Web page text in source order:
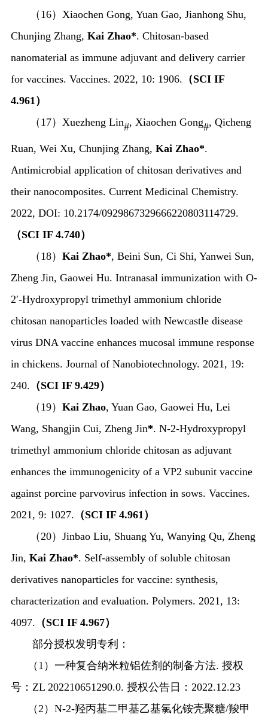
（ 16） Xiaochen Gong, Yuan Gao, Jianhong Shu,
Chunjing Zhang, Kai Zhao*. Chitosan-based
nanomaterial as immune adjuvant and delivery carrier
for vaccines. Vaccines. 2022, 10: 1906. （SCI IF
4.961 ）
（ 17） Xuezheng Lin#, Xiaochen Gong#, Qicheng
Ruan, Wei Xu, Chunjing Zhang, Kai Zhao*.
Antimicrobial application of chitosan derivatives and
their nanocomposites. Current Medicinal Chemistry.
2022, DOI: 10.2174/0929867329666220803114729.
（SCI IF 4.740）
（ 18） Kai Zhao*, Beini Sun, Ci Shi, Yanwei Sun,
Zheng Jin, Gaowei Hu. Intranasal immunization with O-
2′-Hydroxypropyl trimethyl ammonium chloride
chitosan nanoparticles loaded with Newcastle disease
virus DNA vaccine enhances mucosal immune response
in chickens. Journal of Nanobiotechnology. 2021, 19:
240. （SCI IF 9.429）
（ 19） Kai Zhao, Yuan Gao, Gaowei Hu, Lei
Wang, Shangjin Cui, Zheng Jin*. N-2-Hydroxypropyl
trimethyl ammonium chloride chitosan as adjuvant
enhances the immunogenicity of a VP2 subunit vaccine
against porcine parvovirusinfection in sows. Vaccines.
2021, 9: 1027. （SCI IF 4.961 ）
（ 20） Jinbao Liu, Shuang Yu, Wanying Qu, Zheng
Jin, Kai Zhao*. Self-assembly of soluble chitosan
derivatives nanoparticles for vaccine: synthesis,
characterization and evaluation. Polymers. 2021, 13:
4097. （SCI IF 4.967）
部分授权发明专利：
（ 1 ）一种复合纳米粒铝佐剂的制备方法. 授权
号： ZL 202210651290.0. 授权公告日： 2022.12.23
（ 2 ） N-2-羟丙基二甲基乙基氯化铵壳聚糖/羧甲